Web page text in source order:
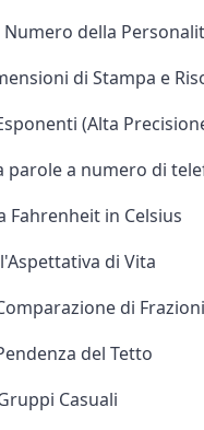
della
di Stampa e
(Alta
parole a numero di
Fahrenheit in Celsius
di Vita
di Frazioni
del Tetto
Casuali